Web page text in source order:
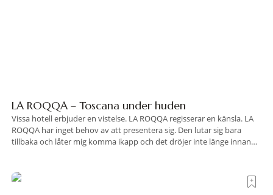
LA ROQQA – Toscana under huden
Vissa hotell erbjuder en vistelse. LA ROQQA regisserar en känsla. LA
ROQQA har inget behov av att presentera sig. Den lutar sig bara
tillbaka och låter mig komma ikapp och det dröjer inte länge innan